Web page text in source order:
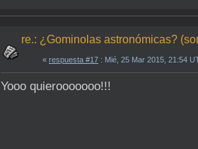
re.: ¿Gominolas astronómicas?
« respuesta #17 : Mié, 25 Mar 2015, 21:54
Yooo quierooooooo!!!